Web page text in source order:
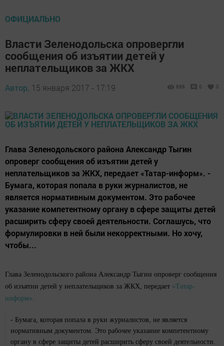
ОФИЦИАЛЬНО
Власти Зеленодольска опровергли
сообщения об изъятии детей у
неплательщиков за ЖКХ
Автор, 15 января 2017 - 17:19 668 0 0
Глава Зеленодольского района Александр Тыгин
опроверг сообщения об изъятии детей у
неплательщиков за ЖКХ, передает «Татар-информ». -
Бумага, которая попала в руки журналистов, не
является нормативным документом. Это рабочее
указание компетентному органу в сфере защиты детей
расширить сферу своей деятельности. Соглашусь, что
формулировки в ней были некорректными. Но хочу,
чтобы...
Глава Зеленодольского района Александр Тыгин опроверг сообщения
об изъятии детей у неплательщиков за ЖКХ, передает «Татар-
информ».
- Бумага, которая попала в руки журналистов, не является
нормативным документом. Это рабочее указание компетентному
органу в сфере защиты детей расширить сферу своей деятельности.